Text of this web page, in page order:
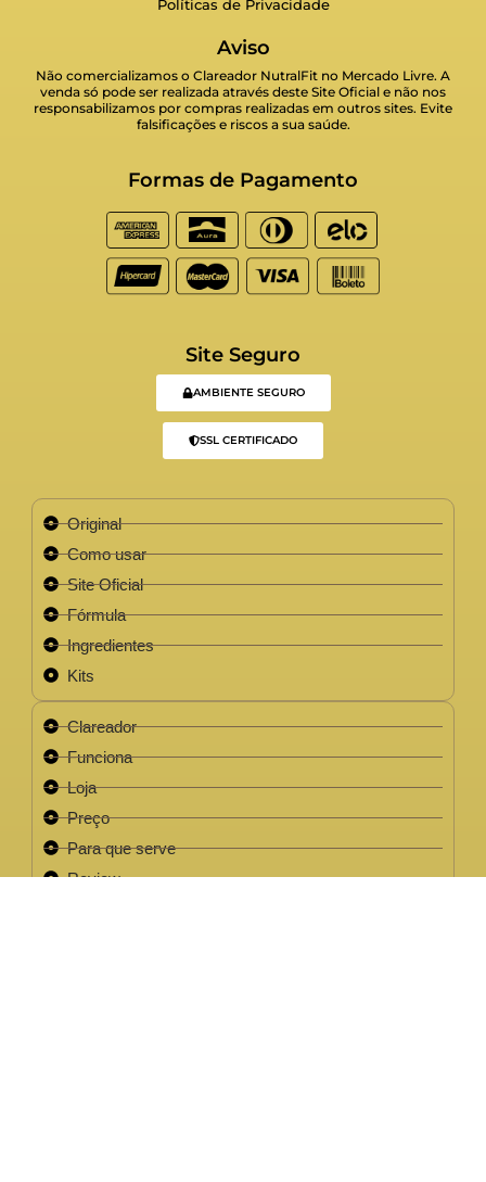
Políticas de Privacidade
Aviso
Não comercializamos o Clareador NutralFit no Mercado Livre. A
venda só pode ser realizada através deste Site Oficial e não nos
responsabilizamos por compras realizadas em outros sites. Evite
falsificações e riscos a sua saúde.
Formas de Pagamento
Site Seguro
AMBIENTE SEGURO
SSL CERTIFICADO
Original
Como usar
Site Oficial
Fórmula
Ingredientes
Kits
Clareador
Funciona
Loja
Preço
Para que serve
Review